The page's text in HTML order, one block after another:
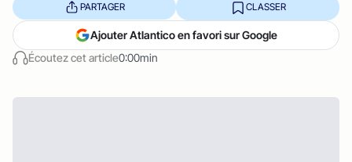
Écoutez cet article0:00min
PARTAGER CLASSER
Ajouter Atlantico en favori sur Google